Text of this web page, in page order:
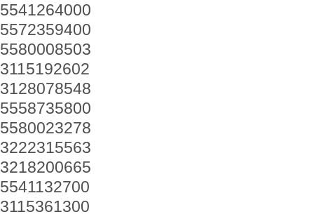
5541264000
5572359400
5580008503
3115192602
3128078548
5558735800
5580023278
3222315563
3218200665
5541132700
3115361300